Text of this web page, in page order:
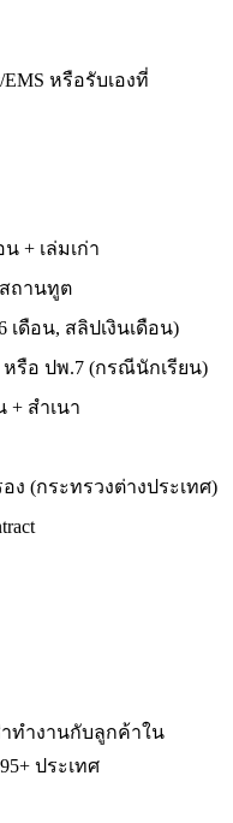
หรือรับเองที่
+ เล่มเก่า
ถานทูต
เดือน, สลิปเงินเดือน)
หรือ ปพ.7 (กรณีนักเรียน)
+ สำเนา
(กระทรวงต่างประเทศ)
าทำงานกับลูกค้าใน
ประเทศ